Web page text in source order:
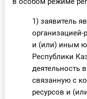
Юридический
Интернет-
О Системе
1) заявитель
организацией-
и (или) иным
Республики
деятельность
связанную с
ресурсов и